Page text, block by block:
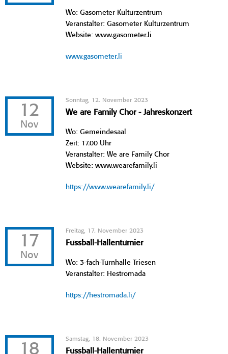
Wo: Gasometer Kulturzentrum
Veranstalter: Gasometer Kulturzentrum
Website: www.gasometer.li
www.gasometer.li
12
Nov
Sonntag, 12. November 2023
We are Family Chor - Jahreskonzert
Wo: Gemeindesaal
Zeit: 17.00 Uhr
Veranstalter: We are Family Chor
Website: www.wearefamily.li
https://www.wearefamily.li/
17
Nov
Freitag, 17. November 2023
Fussball-Hallenturnier
Wo: 3-fach-Turnhalle Triesen
Veranstalter: Hestromada
https://hestromada.li/
18
Samstag, 18. November 2023
Fussball-Hallenturnier